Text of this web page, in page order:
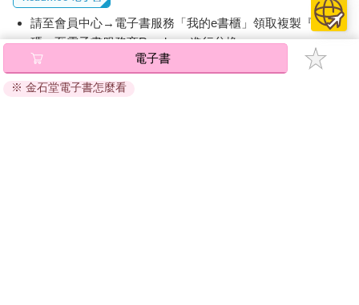
請至會員中心→電子書服務「我的e書櫃」領取複製『兌換
碼』至電子書服務商Readmoo進行兌換。
退換貨須知：
因版權保護，您在金石堂所購買的電子書僅能以金石堂專屬
電子書
※ 金石堂電子書怎麼看